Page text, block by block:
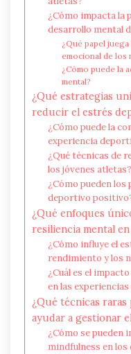
¿Cómo impacta la
desarrollo mental
¿Qué papel
emocional de los
¿Cómo puede la
mental?
¿Qué estrategias
reducir el estrés
¿Cómo puede la
experiencia
¿Qué técnicas de
los jóvenes atletas?
¿Cómo pueden
deportivo
¿Qué enfoques
resiliencia mental
¿Cómo influye el
rendimiento y los
¿Cuál es el
en las
¿Qué técnicas
ayudar a gestionar
¿Cómo se pueden
mindfulness en